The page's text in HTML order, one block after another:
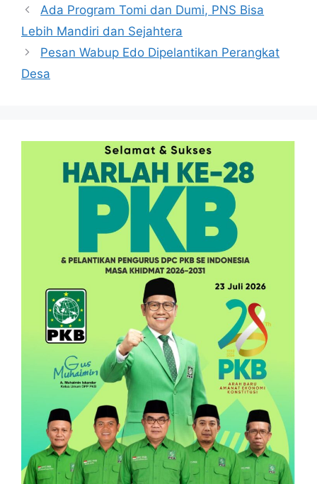
Ada Program Tomi dan Dumi, PNS Bisa
Lebih Mandiri dan Sejahtera
Pesan Wabup Edo Dipelantikan Perangkat
Desa